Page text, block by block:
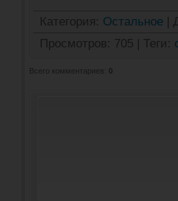
Категория: Остальное
Просмотров: 705 Теги :
Всего комментариев: 0